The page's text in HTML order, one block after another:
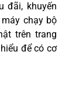
đãi, khuyến
chạy bộ
trên trang
để có cơ